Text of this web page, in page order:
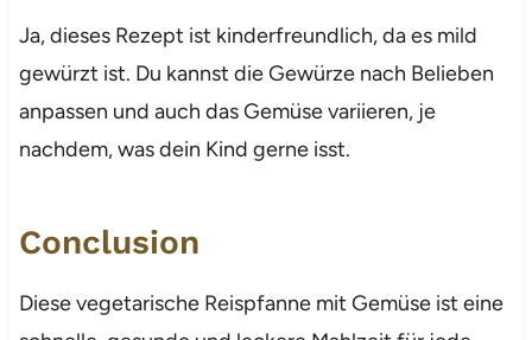
Ja, dieses Rezept ist kinderfreundlich, da es mild
gewürzt ist. Du kannst die Gewürze nach Belieben
anpassen und auch das Gemüse variieren, je
nachdem, was dein Kind gerne isst.
Conclusion
Diese vegetarische Reispfanne mit Gemüse ist eine